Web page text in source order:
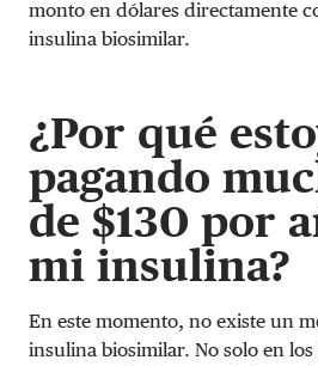
monto en dólares directamente
insulina biosimilar.
¿Por qué
pagando
de $130 por
mi insulina?
En este momento, no existe un
insulina biosimilar. No solo en